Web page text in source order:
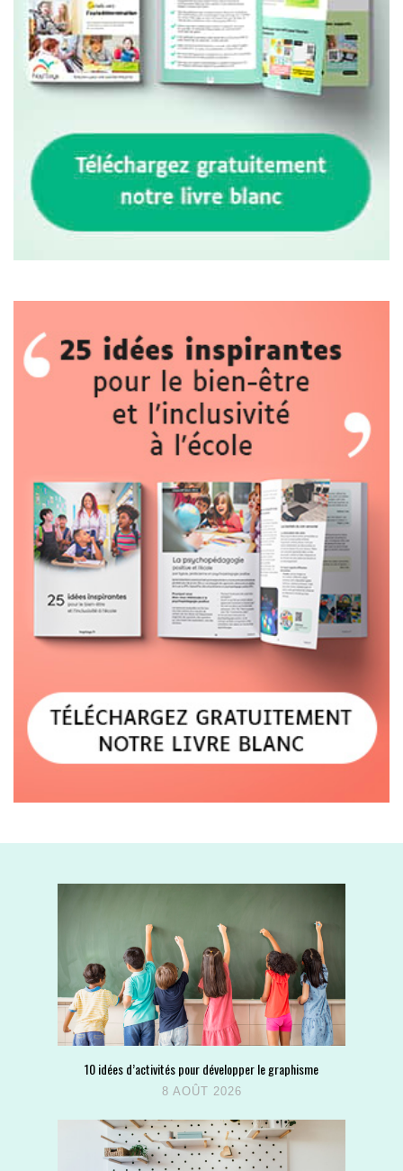
10 idées d’activités pour développer le graphisme
8 AOÛT 2026